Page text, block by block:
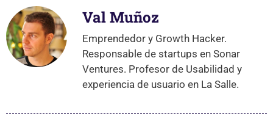
Val Muñoz
Emprendedor y Growth Hacker.
Responsable de startups en Sonar
Ventures. Profesor de Usabilidad y
experiencia de usuario en La Salle.